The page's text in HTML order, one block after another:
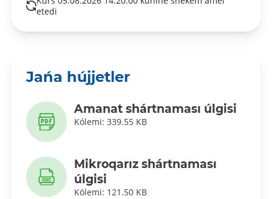
etedi
Jańa hújjetler
Amanat shártnaması úlgisi
Kólemi: 339.55 KB
Mikroqarız shártnaması
úlgisi
Kólemi: 121.50 KB